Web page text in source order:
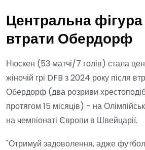
Центральна фігура
втрати Обердорф
Нюскен (53 матчі/7 голів) стала
жіночій грі DFB з 2024 року після
Обердорф (два розриви
протягом 15 місяців) - на
на чемпіонаті Європи в Швейцарії.
"Отримуй задоволення, адже